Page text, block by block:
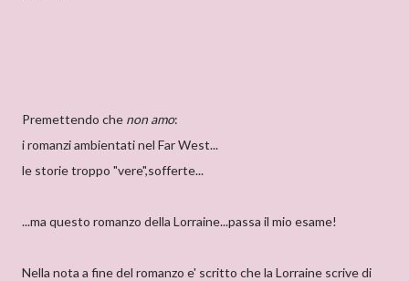
Premettendo che non amo:
i romanzi ambientati nel Far West...
le storie troppo "vere",sofferte...
...ma questo romanzo della Lorraine...passa il mio esame!
Nella nota a fine del romanzo e' scritto che la Lorraine scrive di